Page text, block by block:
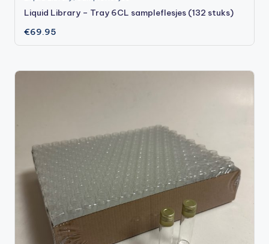
Liquid Library – Tray 6CL sampleflesjes (132 stuks)
€69.95